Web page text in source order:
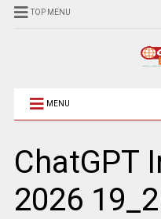
TOP MENU
MENU
ChatGPT
2026